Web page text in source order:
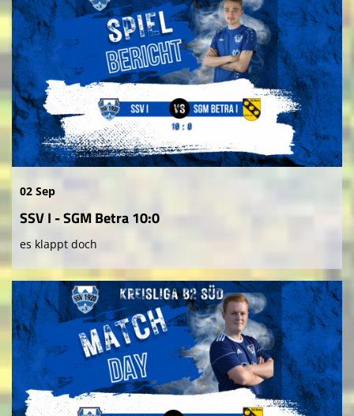
02 Sep
SSV I - SGM Betra 10:0
es klappt doch